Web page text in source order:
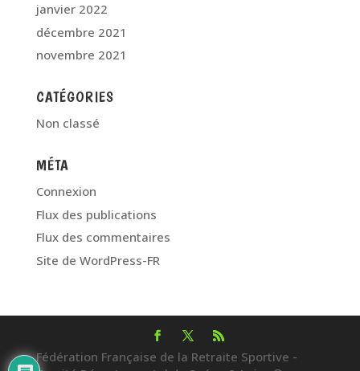
janvier 2022
décembre 2021
novembre 2021
CATÉGORIES
Non classé
MÉTA
Connexion
Flux des publications
Flux des commentaires
Site de WordPress-FR
Fédération Française de la Retraite Sportive -